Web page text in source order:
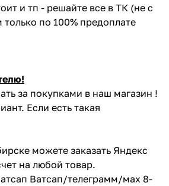
и тп - решайте все в ТК (не с
по 100% предоплате
за покупками в наш магазин !
Если есть такая
можете заказать Яндекс
на любой товар.
Ватсап/телеграмм/мах 8-